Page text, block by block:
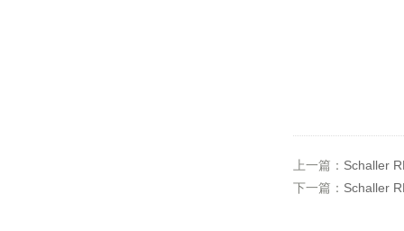
上一篇： Schaller
下一篇： Schaller